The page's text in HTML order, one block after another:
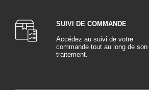
SUIVI DE COMMANDE
Accédez au suivi de votre
commande tout au long de son
traitement.